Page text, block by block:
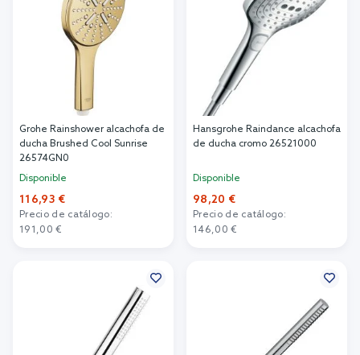
Grohe Rainshower alcachofa de
ducha Brushed Cool Sunrise
26574GN0
Disponible
116,93 €
Precio de catálogo:
191,00 €
Hansgrohe Raindance alcachofa
de ducha cromo 26521000
Disponible
98,20 €
Precio de catálogo:
146,00 €